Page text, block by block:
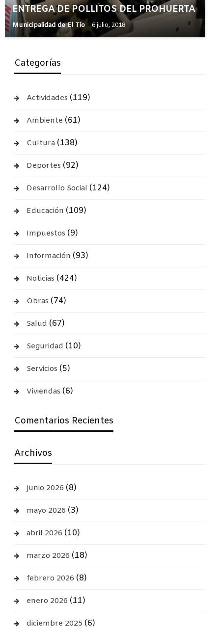
ENTREGA DE POLLITOS DEL PROHUERTA
Municipalidad de El Tío 6 julio, 2018
Categorías
Actividades (119)
Ambiente (61)
Cultura(138)
Deportes (92)
Desarrollo Social (124)
Educación (109)
Impuestos (9)
Información (93)
Noticias (424)
Obras (74)
Salud (67)
Seguridad (10)
Servicios (5)
Viviendas (6)
Comentarios Recientes
Archivos
junio 2026 (8)
mayo 2026 (3)
abril 2026 (10)
marzo 2026 (18)
febrero 2026 (8)
enero 2026 (11)
diciembre 2025 (6)